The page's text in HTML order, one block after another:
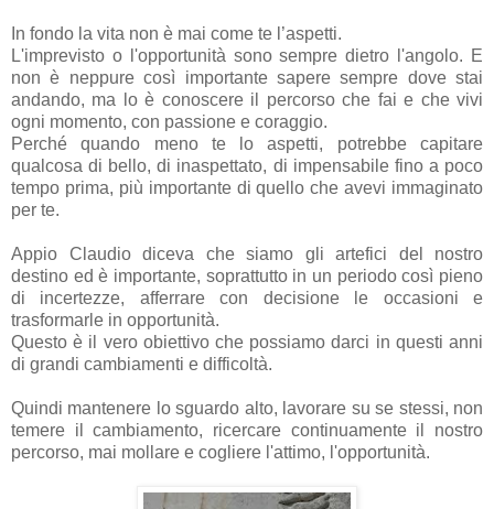
In fondo la vita non è mai come te l’aspetti.
L'imprevisto o l'opportunità sono sempre dietro l'angolo. E
non è neppure così importante sapere sempre dove stai
andando, ma lo è conoscere il percorso che fai e che vivi
ogni momento, con passione e coraggio.
Perché quando meno te lo aspetti, potrebbe capitare
qualcosa di bello, di inaspettato, di impensabile fino a poco
tempo prima, più importante di quello che avevi immaginato
per te.
Appio Claudio diceva che siamo gli artefici del nostro
destino ed è importante, soprattutto in un periodo così pieno
di incertezze, afferrare con decisione le occasioni e
trasformarle in opportunità.
Questo è il vero obiettivo che possiamo darci in questi anni
di grandi cambiamenti e difficoltà.
Quindi mantenere lo sguardo alto, lavorare su se stessi, non
temere il cambiamento, ricercare continuamente il nostro
percorso, mai mollare e cogliere l'attimo, l'opportunità.